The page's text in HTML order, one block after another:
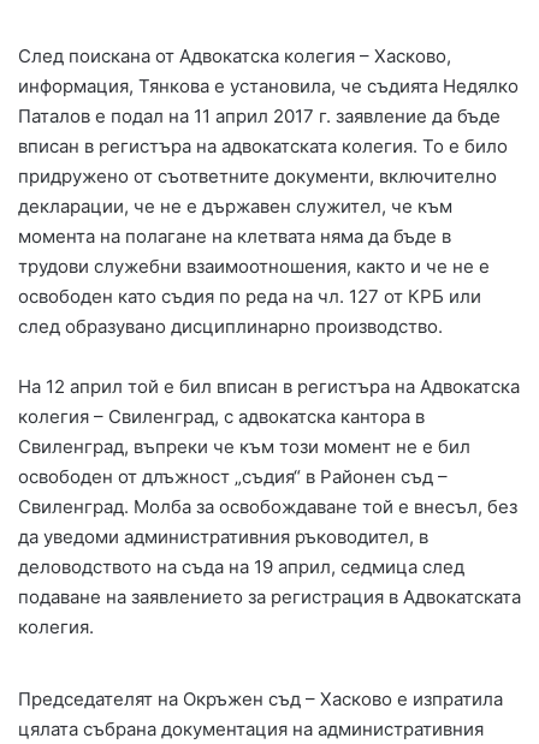
След поискана от Адвокатска колегия – Хасково,
информация, Тянкова е установила, че съдията Недялко
Паталов е подал на 11 април 2017 г. заявление да бъде
вписан в регистъра на адвокатската колегия. То е било
придружено от съответните документи, включително
декларации, че не е държавен служител, че към
момента на полагане на клетвата няма да бъде в
трудови служебни взаимоотношения, както и че не е
освободен като съдия по реда на чл. 127 от КРБ или
след образувано дисциплинарно производство.
На 12 април той е бил вписан в регистъра на Адвокатска
колегия – Свиленград, с адвокатска кантора в
Свиленград, въпреки че към този момент не е бил
освободен от длъжност „съдия“ в Районен съд –
Свиленград. Молба за освобождаване той е внесъл, без
да уведоми административния ръководител, в
деловодството на съда на 19 април, седмица след
подаване на заявлението за регистрация в Адвокатската
колегия.
Председателят на Окръжен съд – Хасково е изпратила
цялата събрана документация на административния